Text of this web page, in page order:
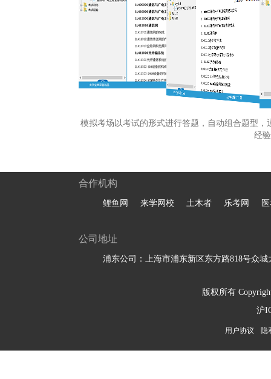
模拟考场以考试的形式进行答题，自动组合题型
经
合作机构
鲤鱼网 来学网校 土木者 乐考网
公司地址
浦东公司：上海市浦东新区东方路818号众城
版权所有
沪
用户协议 隐